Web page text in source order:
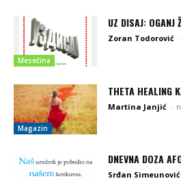
Mesečina
UZ DISAJ: OGANJ
Zoran Todorović -
Magazin
THETA HEALING
Martina Janjić -
DNEVNA DOZA
Srđan